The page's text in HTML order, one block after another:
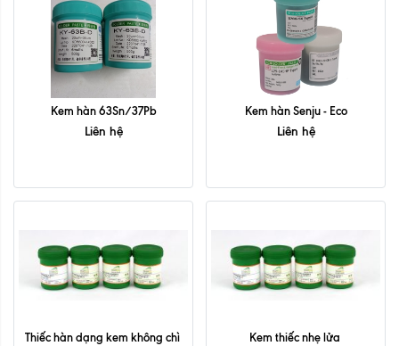
Kem hàn 63Sn/37Pb
Liên hệ
Kem hàn Senju - Eco
Liên hệ
Thiếc hàn dạng kem không chì
Kem thiếc nhẹ lửa